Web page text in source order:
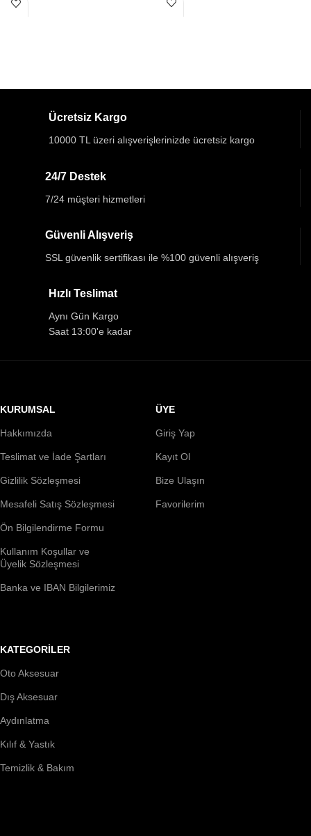
Ücretsiz Kargo
10000 TL üzeri alışverişlerinizde ücretsiz kargo
24/7 Destek
7/24 müşteri hizmetleri
Güvenli Alışveriş
SSL güvenlik sertifikası ile %100 güvenli alışveriş
Hızlı Teslimat
Aynı Gün Kargo
Saat 13:00'e kadar
KURUMSAL
Hakkımızda
Teslimat ve İade Şartları
Gizlilik Sözleşmesi
Mesafeli Satış Sözleşmesi
Ön Bilgilendirme Formu
Kullanım Koşullar ve
Üyelik Sözleşmesi
Banka ve IBAN Bilgilerimiz
ÜYE
Giriş Yap
Kayıt Ol
Bize Ulaşın
Favorilerim
KATEGORİLER
Oto Aksesuar
Dış Aksesuar
Aydınlatma
Kılıf & Yastık
Temizlik & Bakım